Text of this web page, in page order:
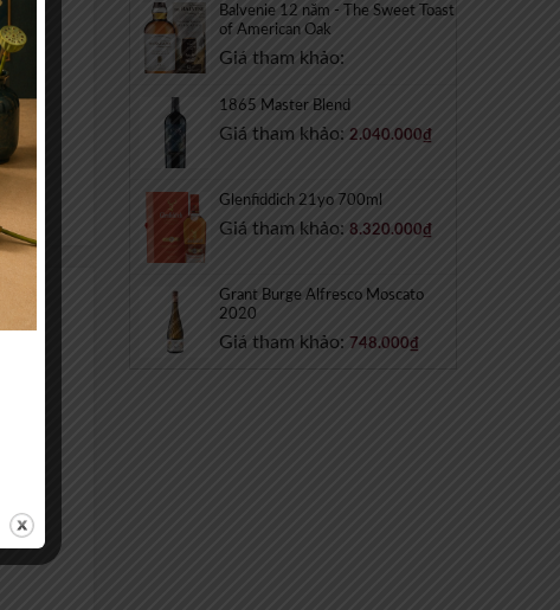
Balvenie 12 năm - The Sweet Toast
of American Oak
Giá tham khảo:
1865 Master Blend
Giá tham khảo: 2.040.000₫
Glenfiddich 21yo 700ml
Giá tham khảo: 8.320.000₫
Grant Burge Alfresco Moscato
2020
Giá tham khảo: 748.000₫
₫